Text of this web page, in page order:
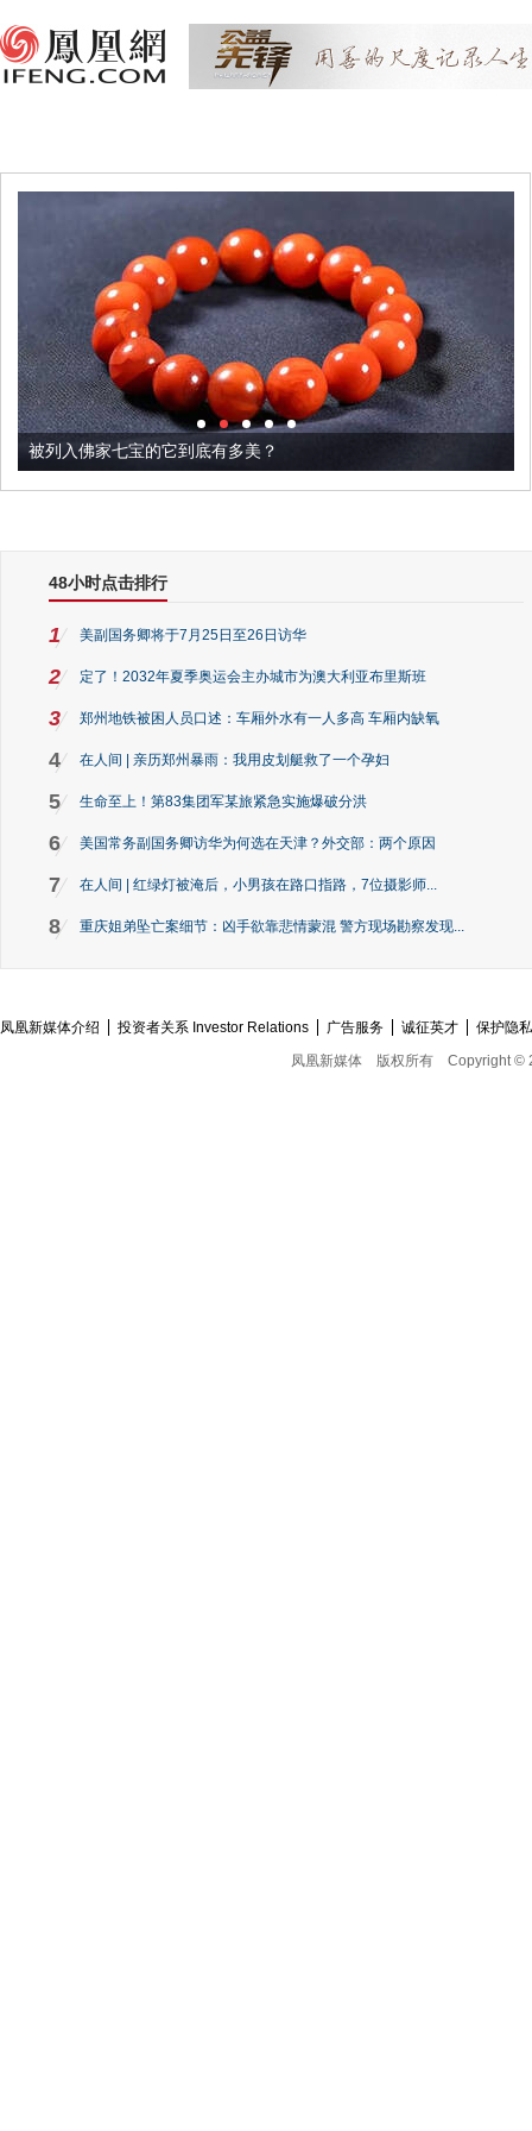
被列入佛家七宝的它到底有多美？
48小时点击排行
1 美副国务卿将于7月25日至26日访华
2 定了！2032年夏季奥运会主办城市为澳大利亚布里斯班
3 郑州地铁被困人员口述：车厢外水有一人多高 车厢内缺氧
4 在人间 | 亲历郑州暴雨：我用皮划艇救了一个孕妇
5 生命至上！第83集团军某旅紧急实施爆破分洪
6 美国常务副国务卿访华为何选在天津？外交部：两个原因
7 在人间 | 红绿灯被淹后，小男孩在路口指路，7位摄影师...
8 重庆姐弟坠亡案细节：凶手欲靠悲情蒙混 警方现场勘察发现...
凤凰新媒体介绍 投资者关系 Investor Relations 广告服务 诚征英才
保护隐
凤凰新媒体
版权所有 Copyright ©